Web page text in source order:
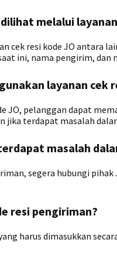
melalui
cek resi kode JO antara
ini, nama pengirim, dan
layanan cek
JO, pelanggan dapat
jika terdapat masalah
masalah
segera hubungi
resi pengiriman?
harus dimasukkan